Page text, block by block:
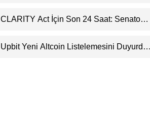
CLARITY Act İçin Son 24 Saat: Senato
Beklentisini Bozabilir
Upbit Yeni Altcoin Listelemesini Duyurdu: